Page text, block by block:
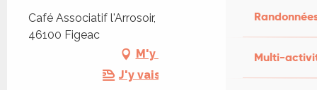
Multi-
Café Associatif l'Arrosoir, Arrosoir, 5 rue de Crussol,
46100 Figeac
M'y rendre
J'y vais en train !